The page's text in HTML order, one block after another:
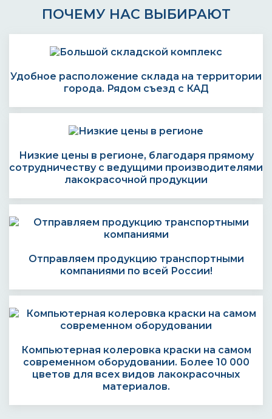
ПОЧЕМУ НАС ВЫБИРАЮТ
Удобное расположение склада на территории
города. Рядом съезд с КАД
Низкие цены в регионе, благодаря прямому
сотрудничеству с ведущими производителями
лакокрасочной продукции
Отправляем продукцию транспортными
компаниями по всей России!
Компьютерная колеровка краски на самом
современном оборудовании. Более 10 000
цветов для всех видов лакокрасочных
материалов.